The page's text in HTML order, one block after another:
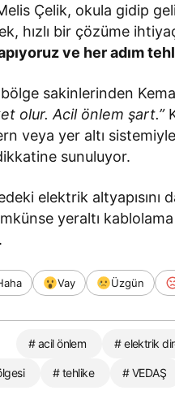
Çelik, okula gidip
hızlı bir çözüme
ve her adım
bölge sakinlerinden
olur. Acil önlem şart.”
veya yer altı
sunuluyor.
elektrik
yeraltı
Vay Üzgün
# acil önlem # elektrik
# tehlike # VEDAŞ